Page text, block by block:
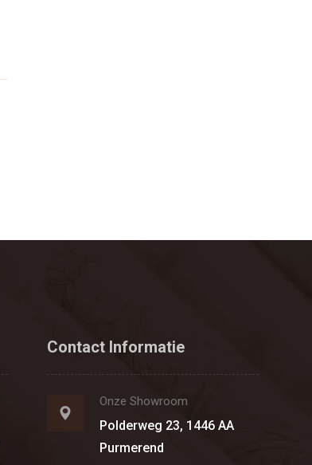
Contact Informatie
Onze Showroom
Polderweg 23, 1446 AA
Purmerend